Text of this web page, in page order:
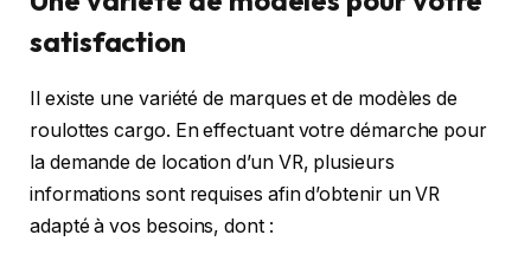
satisfaction
Il existe une variété de marques et de modèles de
roulottes cargo. En effectuant votre démarche pour
la demande de location d’un VR, plusieurs
informations sont requises afin d’obtenir un VR
adapté à vos besoins, dont :